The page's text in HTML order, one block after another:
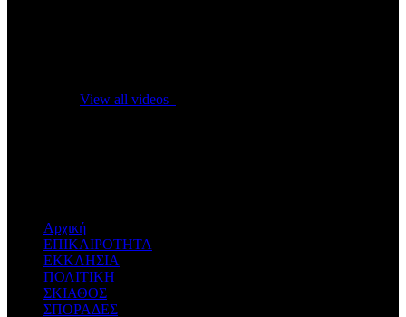
View all videos
Αρχική
ΕΠΙΚΑΙΡΟΤΗΤΑ
ΕΚΚΛΗΣΙΑ
ΠΟΛΙΤΙΚΗ
ΣΚΙΑΘΟΣ
ΣΠΟΡΑΔΕΣ